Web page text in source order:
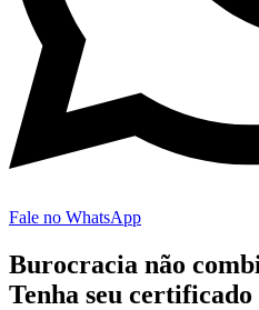
Fale no WhatsApp
Burocracia não
Tenha seu